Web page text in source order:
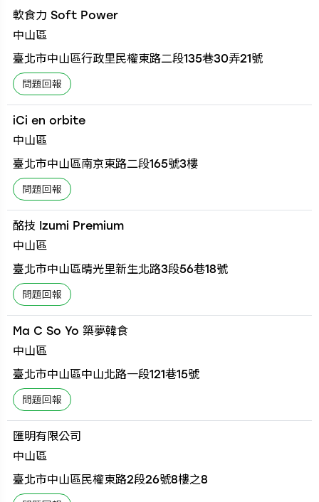
軟食力 Soft Power
中山區
臺北市中山區行政里民權東路二段135巷30弄21號
iCi en orbite
中山區
臺北市中山區南京東路二段165號3樓
酩技 Izumi Premium
中山區
臺北市中山區晴光里新生北路3段56巷18號
Ma C So Yo 築夢韓食
中山區
臺北市中山區中山北路一段121巷15號
匯明有限公司
中山區
臺北市中山區民權東路2段26號8樓之8